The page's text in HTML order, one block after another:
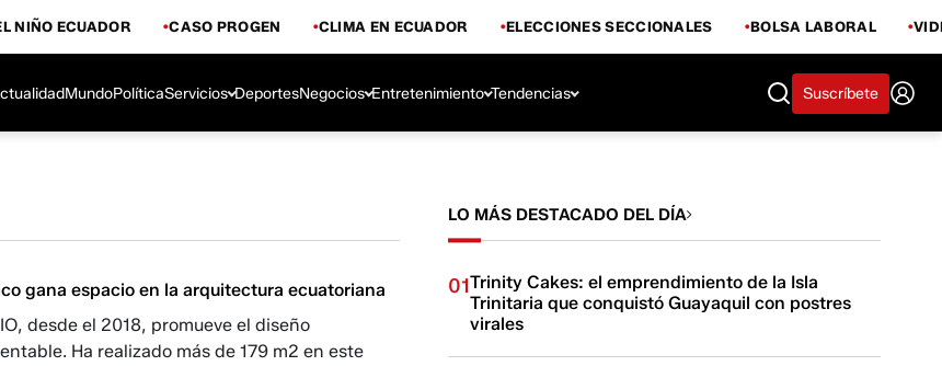
NIÑO ECUADOR CASO PROGEN CLIMA EN ECUADOR ELECCIONES SECCIONALES BOLSA LABORAL
MundoPolíticaServicios DeportesNegocios Entretenimiento Tendencias Suscríbete
gana espacio en la arquitectura ecuatoriana
desde el 2018, promueve el diseño
Ha realizado más de 179 m2 en este
LO MÁS DESTACADO DEL DÍA
01Trinity Cakes: el emprendimiento de la Isla
Trinitaria que conquistó Guayaquil con postres
virales